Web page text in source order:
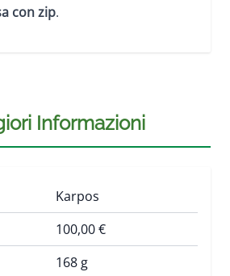
con zip.
Informazioni
Karpos
100,00 €
168 g